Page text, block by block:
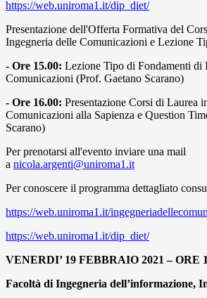
https://web.uniroma1.it/dip_diet/
Presentazione dell'Offerta Formativa del
Ingegneria delle Comunicazioni e Lezione
- Ore 15.00: Lezione Tipo di Fondamenti di
Comunicazioni (Prof. Gaetano Scarano)
- Ore 16.00: Presentazione Corsi di Laurea
Comunicazioni alla Sapienza e Question
Scarano)
Per prenotarsi all'evento inviare una mail
a nicola.argenti@uniroma1.it
Per conoscere il programma dettagliato
https://web.uniroma1.it/
https://web.uniroma1.it/dip_diet/
VENERDI’ 19 FEBBRAIO 2021 – ORE
Facoltà di Ingegneria dell’informazione,